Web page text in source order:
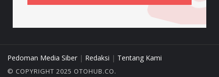
Pedoman Media Siber | Redaksi | Tentang Kami
© COPYRIGHT 2025 OTOHUB.CO.